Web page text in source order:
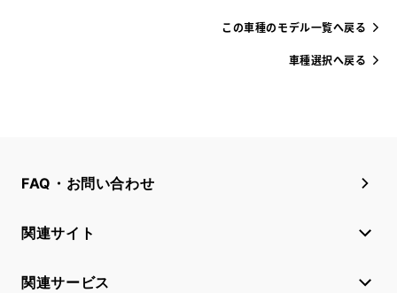
この車種のモデル一覧へ戻る
車種選択へ戻る
FAQ・お問い合わせ
関連サイト
関連サービス